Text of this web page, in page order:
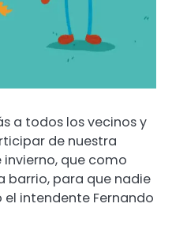
a todos los vecinos y
de nuestra
que como
barrio, para que nadie
el intendente Fernando